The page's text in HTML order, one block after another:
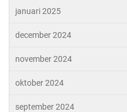
januari 2025
december 2024
november 2024
oktober 2024
september 2024